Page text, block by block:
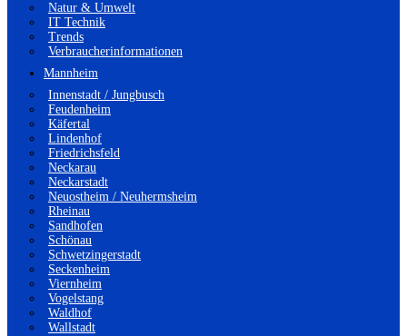
Natur & Umwelt
IT Technik
Trends
Verbraucherinformationen
Mannheim
Innenstadt / Jungbusch
Feudenheim
Käfertal
Lindenhof
Friedrichsfeld
Neckarau
Neckarstadt
Neuostheim / Neuhermsheim
Rheinau
Sandhofen
Schönau
Schwetzingerstadt
Seckenheim
Viernheim
Vogelstang
Waldhof
Wallstadt